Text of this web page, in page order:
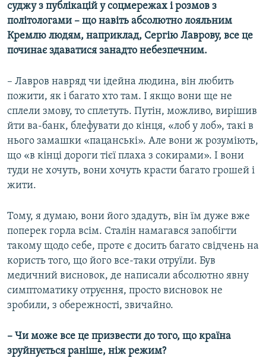
суджу з публікацій у соцмережах і розмов з
політологами – що навіть абсолютно лояльним
Кремлю людям, наприклад, Сергію Лаврову, все це
починає здаватися занадто небезпечним.
– Лавров навряд чи ідейна людина, він любить
пожити, як і багато хто там. І якщо вони ще не
сплели змову, то сплетуть. Путін, можливо, вирішив
йти ва-банк, блефувати до кінця, «лоб у лоб», такі в
нього замашки «пацанські». Але вони ж розуміють,
що «в кінці дороги тієї плаха з сокирами». І вони
туди не хочуть, вони хочуть красти багато грошей і
жити.
Тому, я думаю, вони його здадуть, він їм дуже вже
поперек горла всім. Сталін намагався запобігти
такому щодо себе, проте є досить багато свідчень на
користь того, що його все-таки отруїли. Був
медичний висновок, де написали абсолютно явну
симптоматику отруєння, просто висновок не
зробили, з обережності, звичайно.
– Чи може все це призвести до того, що країна
зруйнується раніше, ніж режим?